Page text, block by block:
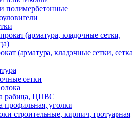
полимербетонные
(арматура, кладочные сетки, сетка
сетки
рабица, ЦПВС
профильная, уголки